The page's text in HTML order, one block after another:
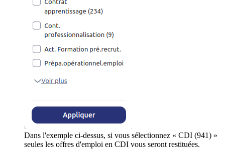
Dans l'exemple ci-dessus, si vous sélectionnez « CDI (941) »
seules les offres d'emploi en CDI vous seront restituées.